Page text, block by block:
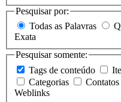
Pesquisar por:
Todas as Palavras
Exata
Pesquisar somente:
Tags de conteúdo
Categorias
Contatos
Weblinks